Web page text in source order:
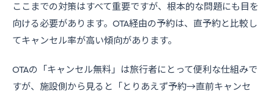
ここまでの対策はすべて重要ですが、根本的な問題にも目を
向ける必要があります。OTA経由の予約は、直予約と比較し
てキャンセル率が高い傾向があります。
OTAの「キャンセル無料」は旅行者にとって便利な仕組みで
すが、施設側から見ると「とりあえず予約→直前キャンセ